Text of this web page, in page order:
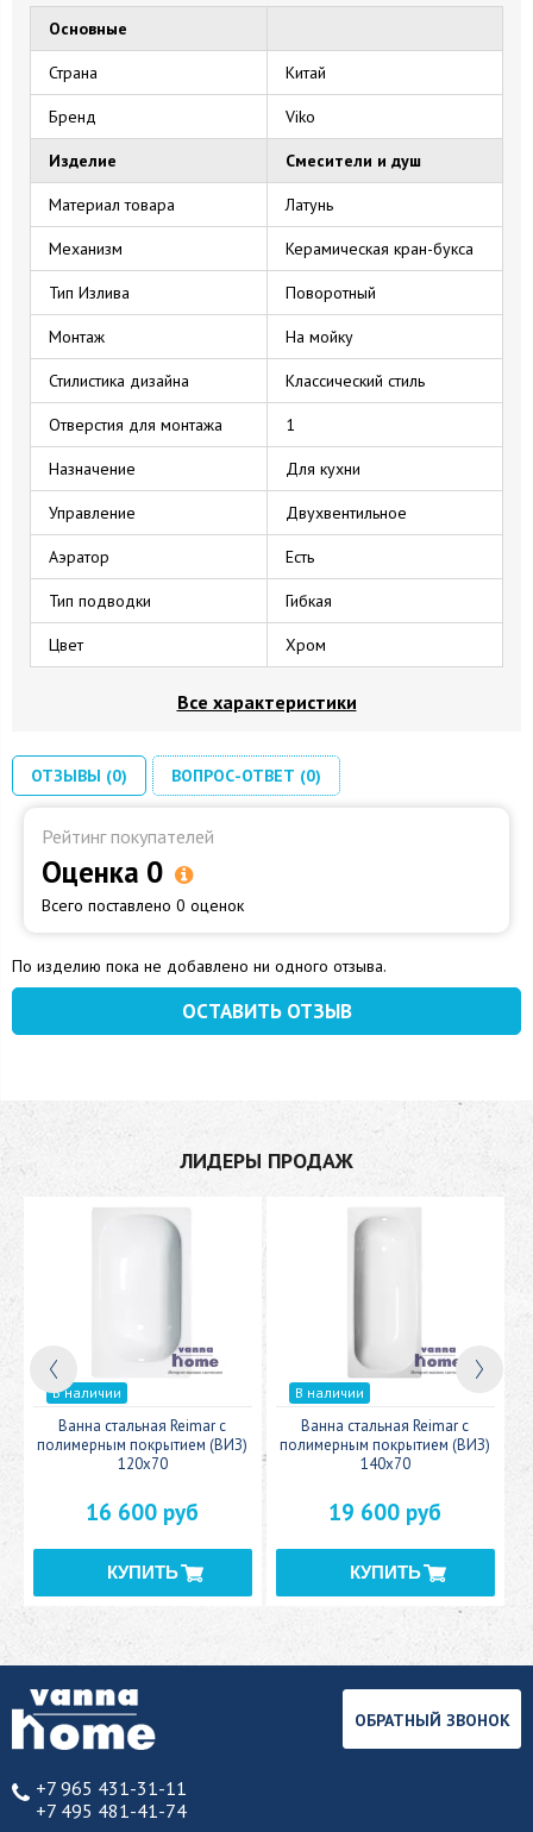
Основные
Страна Китай
Бренд Viko
Изделие Смесители и душ
Материал товара Латунь
Механизм Керамическая кран-букса
Тип Излива Поворотный
Монтаж На мойку
Стилистика дизайна Классический стиль
Отверстия для монтажа 1
Назначение Для кухни
Управление Двухвентильное
Аэратор Есть
Тип подводки Гибкая
Цвет Хром
Все характеристики
ОТЗЫВЫ (0) ВОПРОС-ОТВЕТ (0)
Рейтинг покупателей
Оценка 0
Всего поставлено 0 оценок
По изделию пока не добавлено ни одного отзыва.
ОСТАВИТЬ ОТЗЫВ
ЛИДЕРЫ ПРОДАЖ
В наличии
Ванна стальная Reimar с
полимерным покрытием (ВИЗ)
120x70
16 600 руб
В наличии
Ванна стальная Reimar с
полимерным покрытием (ВИЗ)
140x70
19 600 руб
+7 965 431-31-11
+7 495 481-41-74
ОБРАТНЫЙ ЗВОНОК